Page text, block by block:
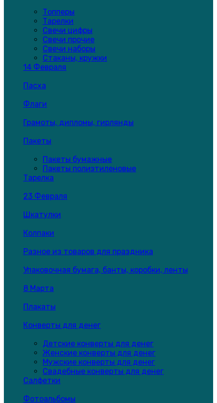
Топперы
Тарелки
Свечи цифры
Свечи прочие
Свечи наборы
Стаканы, кружки
14 Февраля
Пасха
Флаги
Грамоты, дипломы, гирлянды
Пакеты
Пакеты бумажные
Пакеты полиэтиленовые
Тарелка
23 Февраля
Шкатулки
Колпаки
Разное из товаров для праздника
Упаковочная бумага, банты, коробки, ленты
8 Марта
Плакаты
Конверты для денег
Детские конверты для денег
Женские конверты для денег
Мужские конверты для денег
Свадебные конверты для денег
Салфетки
Фотоальбомы